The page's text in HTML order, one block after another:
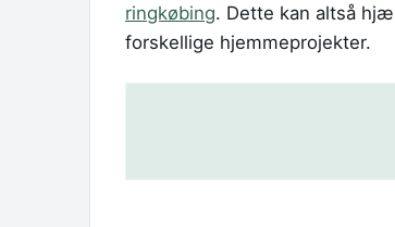
ringkøbing. Dette kan altså
forskellige hjemmeprojekter.